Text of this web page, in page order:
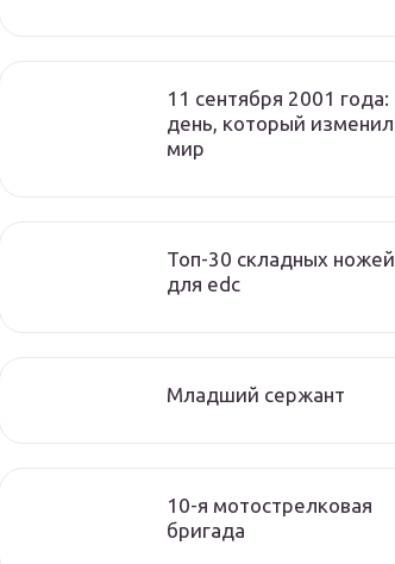
11 сентября 2001 года:
день, который изменил
мир
Топ-30 складных ножей
для edc
Младший сержант
10-я мотострелковая
бригада